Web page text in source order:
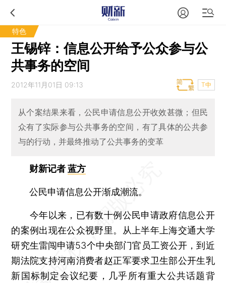
特色
王锡锌：信息公开给予公众参与公
共事务的空间
2012年11月01日 09:13 T中
从个案结果来看，公民申请信息公开收效甚微；但民
众有了实际参与公共事务的空间，有了具体的公共参
与的行动，并最终推动了公共事务的变革
财新记者蓝方
公民申请信息公开渐成潮流。
今年以来，已有数十例公民申请政府信息公开
的案例出现在公众视野里。从上半年上海交通大学
研究生雷闯申请53个中央部门官员工资公开，到近
期法院支持河南消费者赵正军要求卫生部公开生乳
新国标制定会议纪要，几乎所有重大公共话题背